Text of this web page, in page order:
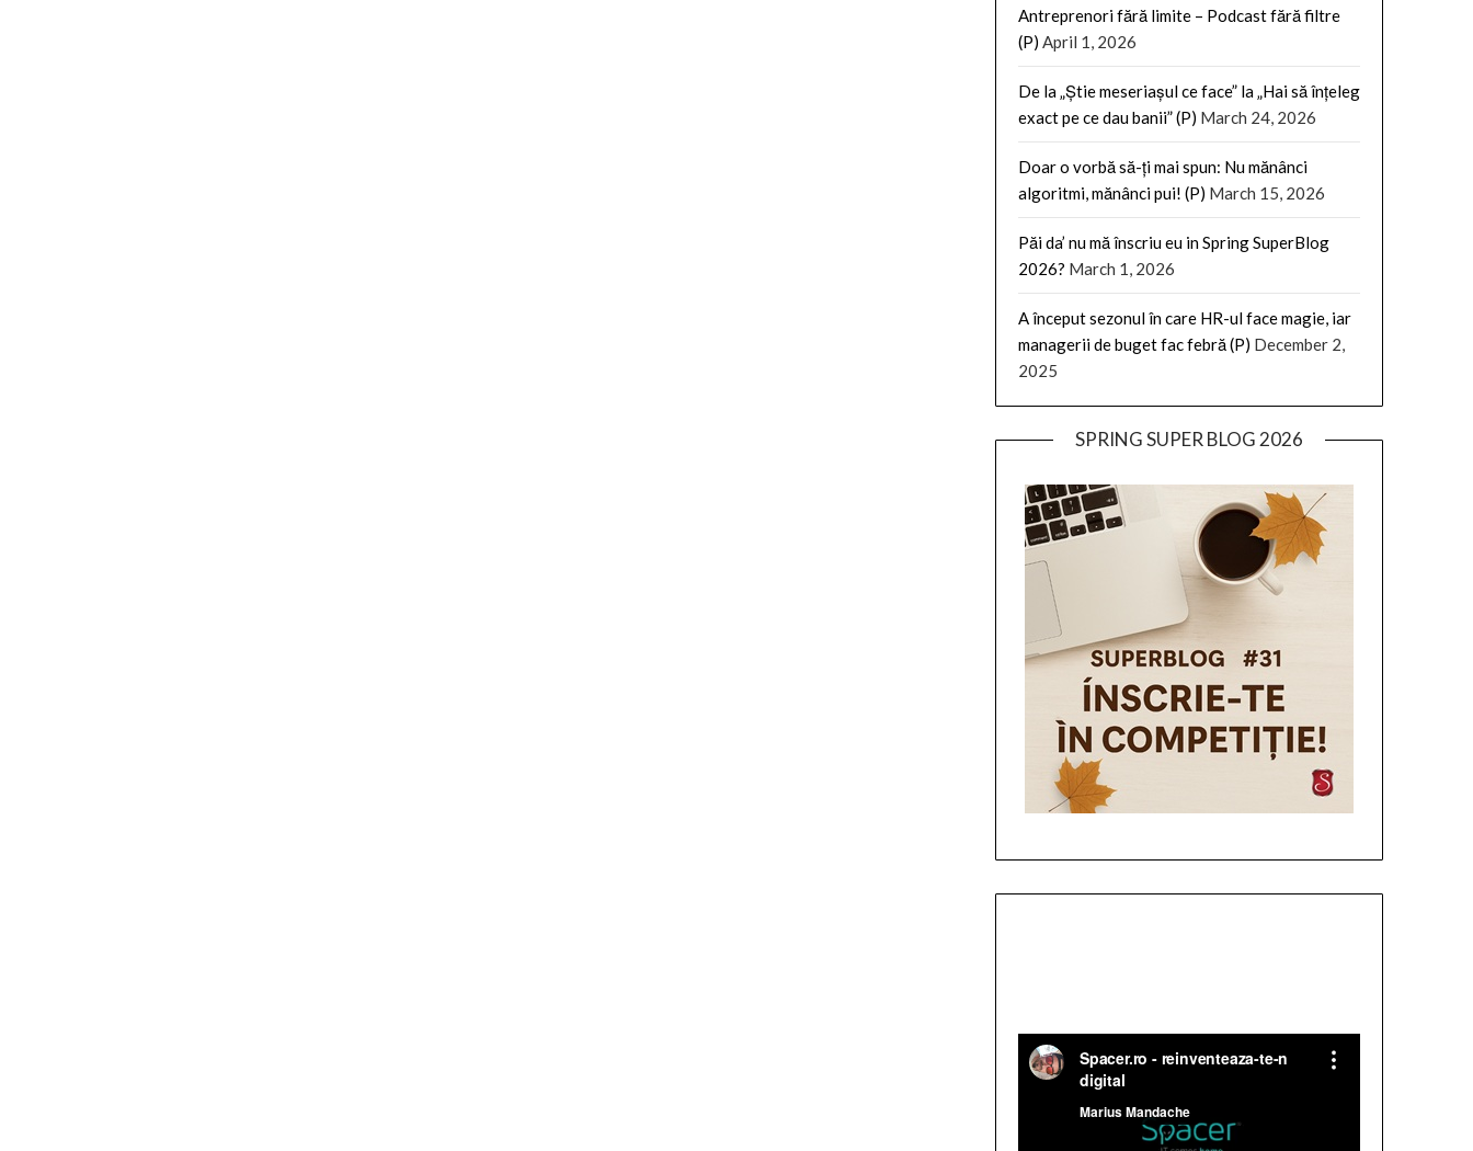
Antreprenori fără limite – Podcast fără filtre
(P) April 1, 2026
De la „Știe meseriașul ce face” la „Hai să înțeleg
exact pe ce dau banii” (P) March 24, 2026
Doar o vorbă să-ți mai spun: Nu mănânci
algoritmi, mănânci pui! (P) March 15, 2026
Păi da’ nu mă înscriu eu in Spring SuperBlog
2026? March 1, 2026
A început sezonul în care HR-ul face magie, iar
managerii de buget fac febră (P) December 2,
2025
SPRING SUPER BLOG 2026